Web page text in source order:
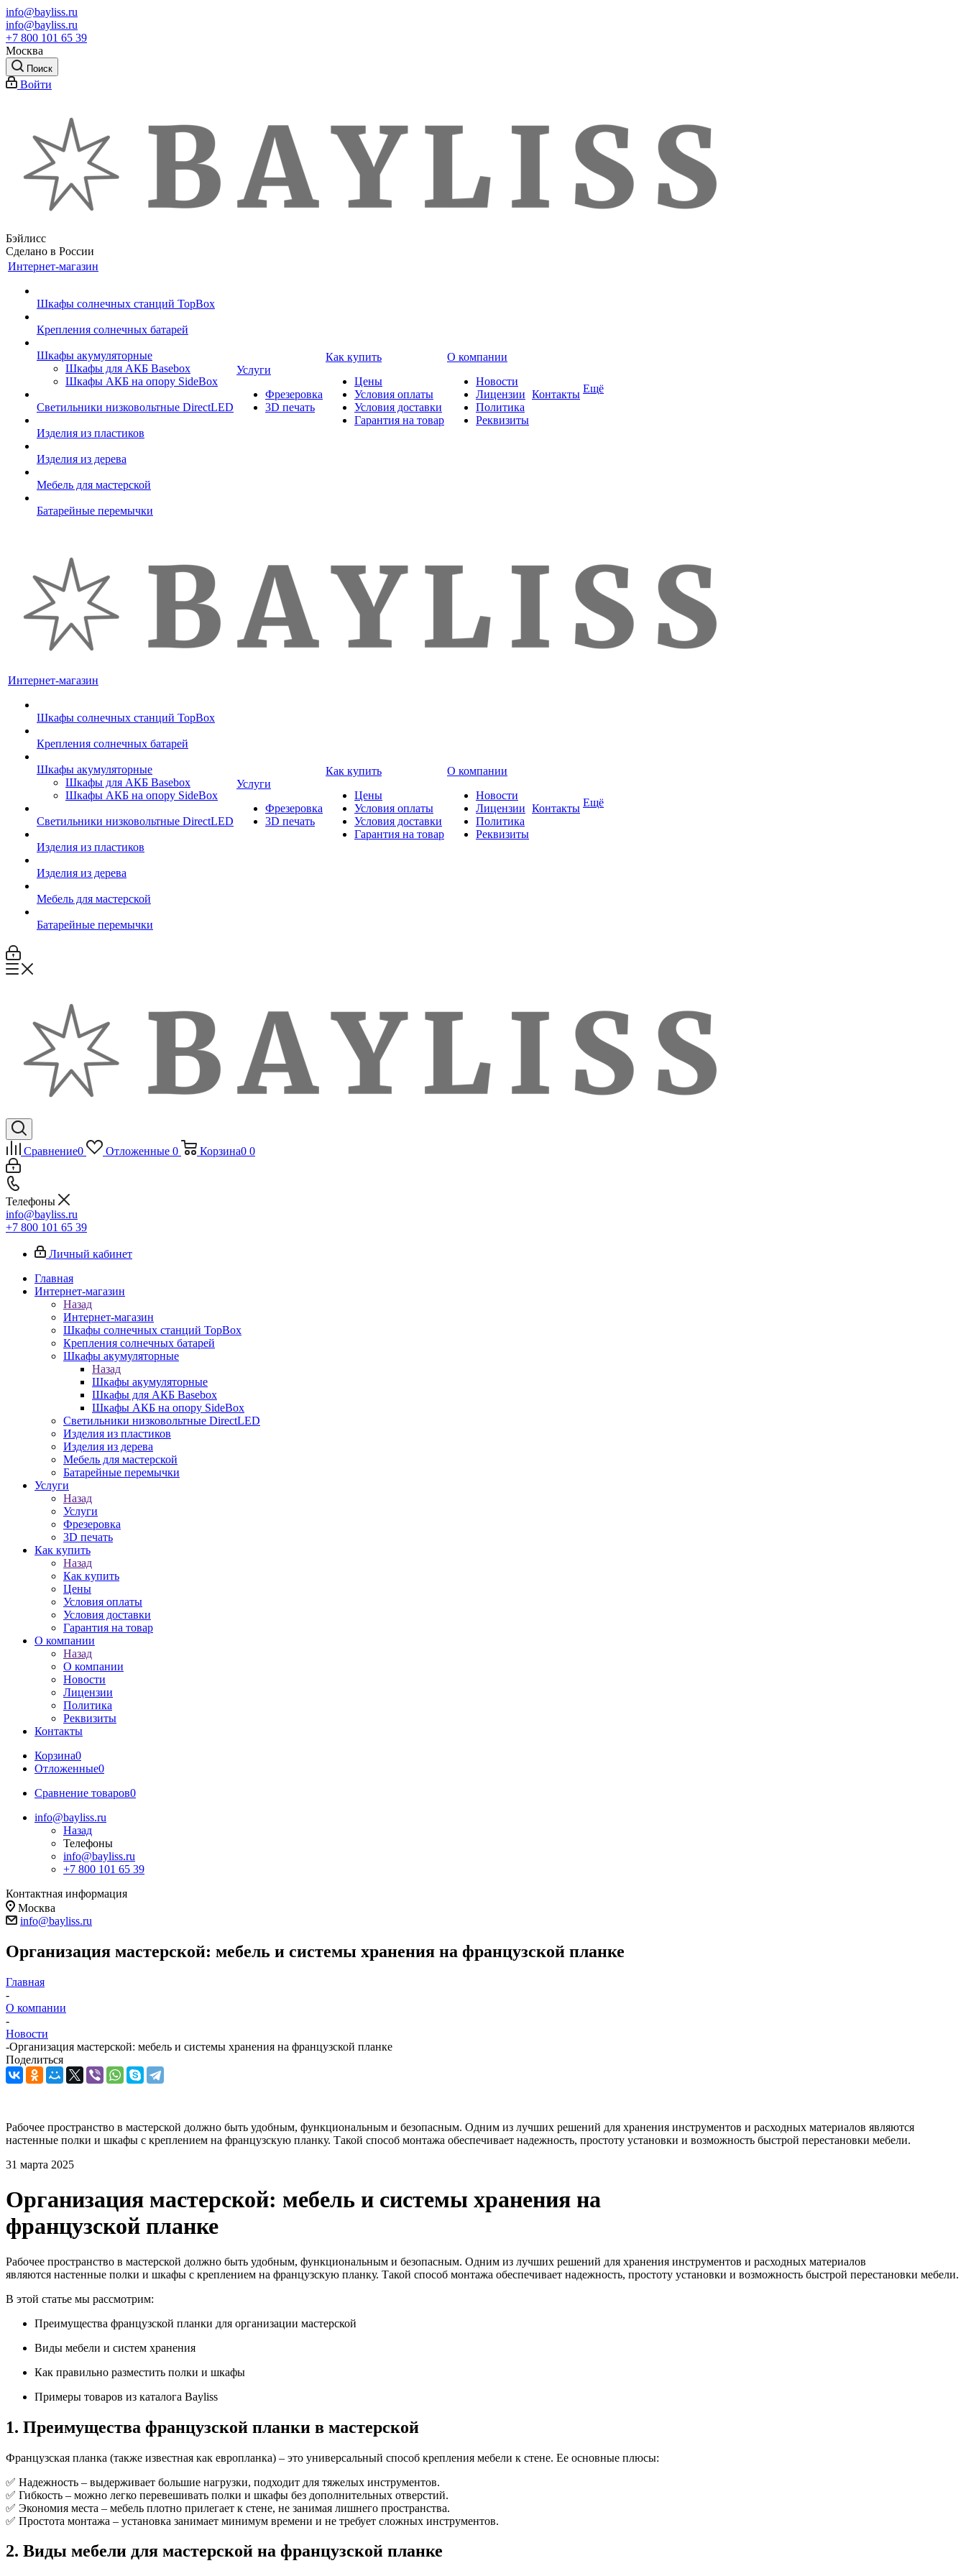
info@bayliss.ru
info@bayliss.ru
+7 800 101 65 39
Москва
Поиск
Войти
Бэйлисс
Сделано в России
Интернет-магазин
Шкафы солнечных станций TopBox
Крепления солнечных батарей
Шкафы акумуляторные
Шкафы для АКБ Basebox
Шкафы АКБ на опору SideBox
Светильники низковольтные DirectLED
Изделия из пластиков
Изделия из дерева
Мебель для мастерской
Батарейные перемычки
Услуги
Фрезеровка
3D печать
Как купить
Цены
Условия оплаты
Условия доставки
Гарантия на товар
О компании
Новости
Лицензии
Политика
Реквизиты
Контакты Ещё
Интернет-магазин
Шкафы солнечных станций TopBox
Крепления солнечных батарей
Шкафы акумуляторные
Шкафы для АКБ Basebox
Шкафы АКБ на опору SideBox
Светильники низковольтные DirectLED
Изделия из пластиков
Изделия из дерева
Мебель для мастерской
Батарейные перемычки
Услуги
Фрезеровка
3D печать
Как купить
Цены
Условия оплаты
Условия доставки
Гарантия на товар
О компании
Новости
Лицензии
Политика
Реквизиты
Контакты Ещё
Сравнение0 Отложенные 0 Корзина0 0
Телефоны
info@bayliss.ru
+7 800 101 65 39
Личный кабинет
Главная
Интернет-магазин
Назад
Интернет-магазин
Шкафы солнечных станций TopBox
Крепления солнечных батарей
Шкафы акумуляторные
Назад
Шкафы акумуляторные
Шкафы для АКБ Basebox
Шкафы АКБ на опору SideBox
Светильники низковольтные DirectLED
Изделия из пластиков
Изделия из дерева
Мебель для мастерской
Батарейные перемычки
Услуги
Назад
Услуги
Фрезеровка
3D печать
Как купить
Назад
Как купить
Цены
Условия оплаты
Условия доставки
Гарантия на товар
О компании
Назад
О компании
Новости
Лицензии
Политика
Реквизиты
Контакты
Корзина0
Отложенные0
Сравнение товаров0
info@bayliss.ru
Назад
Телефоны
info@bayliss.ru
+7 800 101 65 39
Контактная информация
Москва
info@bayliss.ru
Организация мастерской: мебель и системы хранения на французской планке
Главная
-
О компании
-
Новости
-Организация мастерской: мебель и системы хранения на французской планке
Поделиться
Рабочее пространство в мастерской должно быть удобным, функциональным и безопасным. Одним из лучших решений для хранения инструментов и расходных материалов являются
настенные полки и шкафы с креплением на французскую планку. Такой способ монтажа обеспечивает надежность, простоту установки и возможность быстрой перестановки мебели.
31 марта 2025
Организация мастерской: мебель и системы хранения на
французской планке
Рабочее пространство в мастерской должно быть удобным, функциональным и безопасным. Одним из лучших решений для хранения инструментов и расходных материалов
являются настенные полки и шкафы с креплением на французскую планку. Такой способ монтажа обеспечивает надежность, простоту установки и возможность быстрой перестановки мебели.
В этой статье мы рассмотрим:
Преимущества французской планки для организации мастерской
Виды мебели и систем хранения
Как правильно разместить полки и шкафы
Примеры товаров из каталога Bayliss
1. Преимущества французской планки в мастерской
Французская планка (также известная как европланка) – это универсальный способ крепления мебели к стене. Ее основные плюсы:
✅ Надежность – выдерживает большие нагрузки, подходит для тяжелых инструментов.
✅ Гибкость – можно легко перевешивать полки и шкафы без дополнительных отверстий.
✅ Экономия места – мебель плотно прилегает к стене, не занимая лишнего пространства.
✅ Простота монтажа – установка занимает минимум времени и не требует сложных инструментов.
2. Виды мебели для мастерской на французской планке